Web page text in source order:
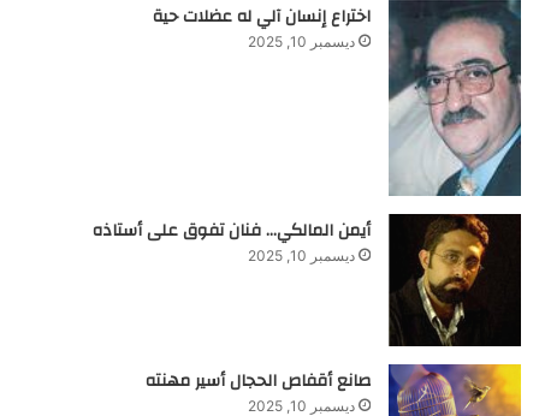
اختراع إنسان آلي له عضلات حية
ديسمبر 10, 2025
أيمن المالكي… فنان تفوق على أستاذه
ديسمبر 10, 2025
صانع أقفاص الحجال أسير مهنته
ديسمبر 10, 2025